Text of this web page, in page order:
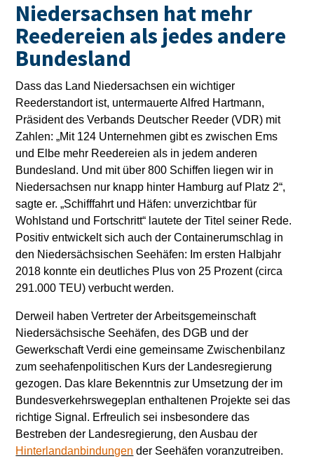
Niedersachsen hat mehr
Reedereien als jedes andere
Bundesland
Dass das Land Niedersachsen ein wichtiger
Reederstandort ist, untermauerte Alfred Hartmann,
Präsident des Verbands Deutscher Reeder (VDR) mit
Zahlen: „Mit 124 Unternehmen gibt es zwischen Ems
und Elbe mehr Reedereien als in jedem anderen
Bundesland. Und mit über 800 Schiffen liegen wir in
Niedersachsen nur knapp hinter Hamburg auf Platz 2“,
sagte er. „Schifffahrt und Häfen: unverzichtbar für
Wohlstand und Fortschritt“ lautete der Titel seiner Rede.
Positiv entwickelt sich auch der Containerumschlag in
den Niedersächsischen Seehäfen: Im ersten Halbjahr
2018 konnte ein deutliches Plus von 25 Prozent (circa
291.000 TEU) verbucht werden.
Derweil haben Vertreter der Arbeitsgemeinschaft
Niedersächsische Seehäfen, des DGB und der
Gewerkschaft Verdi eine gemeinsame Zwischenbilanz
zum seehafenpolitischen Kurs der Landesregierung
gezogen. Das klare Bekenntnis zur Umsetzung der im
Bundesverkehrswegeplan enthaltenen Projekte sei das
richtige Signal. Erfreulich sei insbesondere das
Bestreben der Landesregierung, den Ausbau der
Hinterlandanbindungen der Seehäfen voranzutreiben.